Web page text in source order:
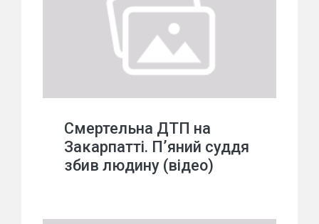
Смертельна ДТП на
Закарпатті. П’яний суддя
збив людину (відео)